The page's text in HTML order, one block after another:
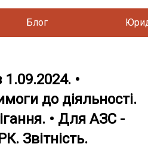
Блог
•
до діяльності.
• Для АЗС -
Звітність.